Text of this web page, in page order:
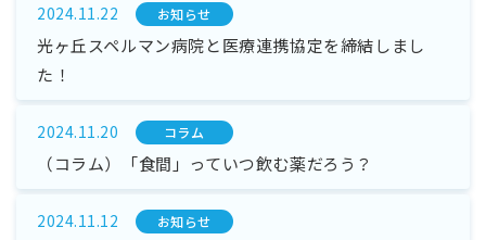
2024.11.22 お知らせ
光ヶ丘スペルマン病院と医療連携協定を締結しまし
た！
2024.11.20 コラム
（コラム）「食間」っていつ飲む薬だろう？
2024.11.12 お知らせ